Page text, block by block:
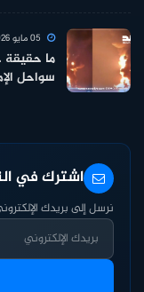
ما حقيقة
سواحل
اشترك في
نرسل إلى بريدك